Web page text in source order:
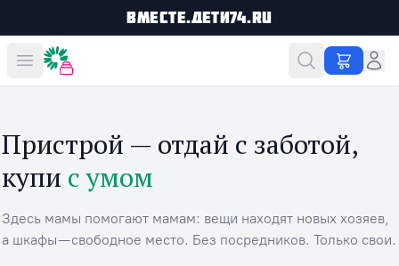
Вместе.Дети74.ru
Вместе дешевле
Пристрой — отдай с заботой,
купи с умом
Здесь мамы помогают мамам: вещи находят новых хозяев,
а шкафы — свободное место. Без посредников. Только свои.